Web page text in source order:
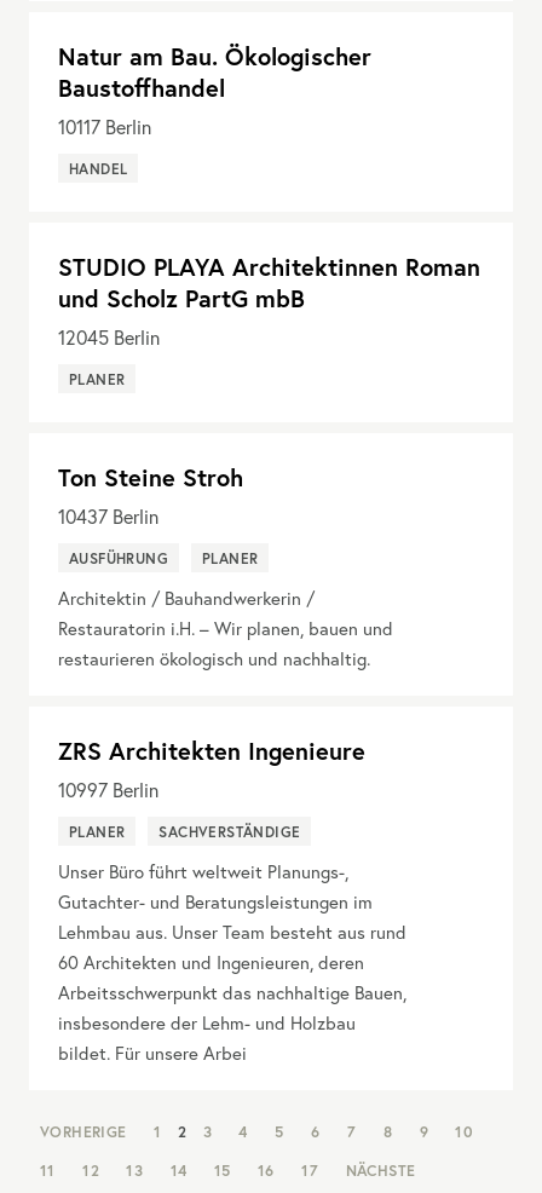
Natur am Bau. Ökologischer
Baustoffhandel
10117 Berlin
HANDEL
STUDIO PLAYA Architektinnen Roman
und Scholz PartG mbB
12045 Berlin
PLANER
Ton Steine Stroh
10437 Berlin
AUSFÜHRUNG PLANER
Architektin / Bauhandwerkerin /
Restauratorin i.H. – Wir planen, bauen und
restaurieren ökologisch und nachhaltig.
ZRS Architekten Ingenieure
10997 Berlin
PLANER SACHVERSTÄNDIGE
Unser Büro führt weltweit Planungs-,
Gutachter- und Beratungsleistungen im
Lehmbau aus. Unser Team besteht aus rund
60 Architekten und Ingenieuren, deren
Arbeitsschwerpunkt das nachhaltige Bauen,
insbesondere der Lehm- und Holzbau
bildet. Für unsere Arbei
NAV:
VORHERIGE 1 2 3 4 5 6 7 8 9
10
11
12 13 14 15 16 17 NÄCHSTE